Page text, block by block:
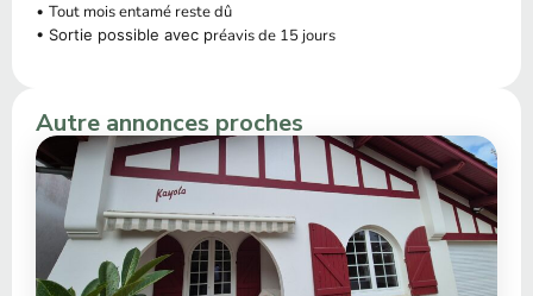
• Tout mois entamé reste dû
• Sortie possible avec préavis de 15 jours
Autre annonces proches